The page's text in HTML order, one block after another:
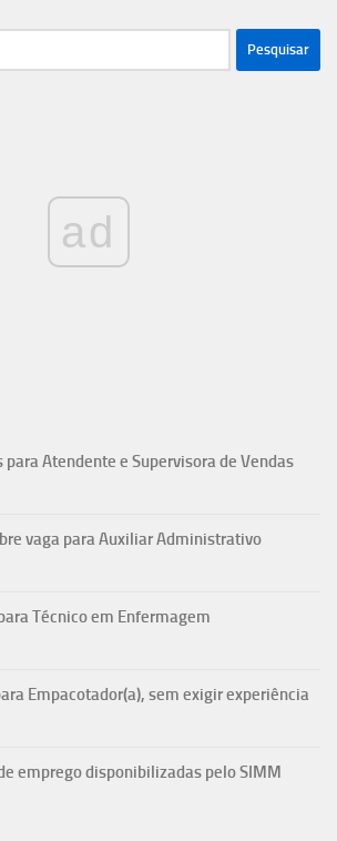
ad
para Atendente e Supervisora de Vendas
vaga para Auxiliar Administrativo
Técnico em Enfermagem
Empacotador(a), sem exigir experiência
emprego disponibilizadas pelo SIMM